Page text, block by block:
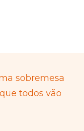
sobremesa
todos vão